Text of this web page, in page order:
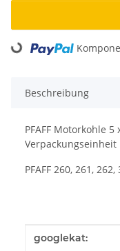
Loading...
Beschreibung
PFAFF Motorkohle
PFAFF 260, 261, 262,
Wert
googlekat: